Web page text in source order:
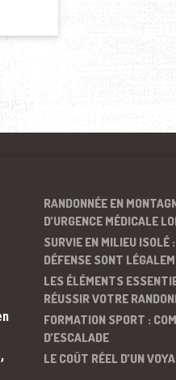
RANDONNÉE EN
D’URGENCE MÉDICALE
SURVIE EN MILIEU ISOLÉ
DÉFENSE SONT
LES ÉLÉMENTS
RÉUSSIR VOTRE
FORMATION SPORT :
D’ESCALADE
LE COÛT RÉEL D’UN